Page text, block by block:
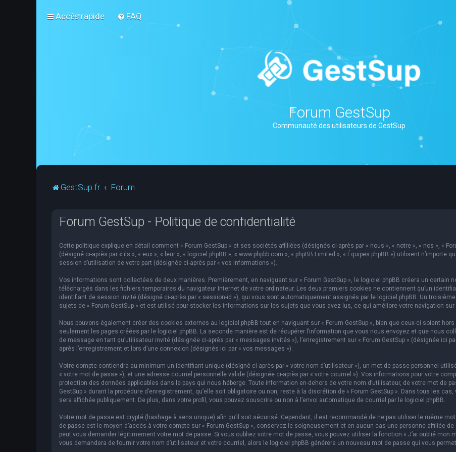
Accès rapide FAQ
Forum GestSup
Communauté des utilisateurs de GestSup
GestSup.fr Forum
Forum GestSup - Politique de confidentialité
Cette politique explique en détail comment « Forum GestSup » et ses sociétés affiliées (désignés ci-après par « nous », « notre », « nos », «
(désigné ci-après par « ils », « eux », « leur », « logiciel phpBB », « www.phpbb.com », « phpBB Limited », « Équipes phpBB ») utilisent
session d’utilisation de votre part (désignée ci-après par « vos informations »).
Vos informations sont collectées de deux manières. Premièrement, en naviguant sur « Forum GestSup », le logiciel phpBB créera un certain
téléchargés dans les fichiers temporaires du navigateur Internet de votre ordinateur. Les deux premiers cookies ne contiennent qu’un
identifiant de session invité (désigné ci-après par « session-id »), qui vous sont automatiquement assignés par le logiciel phpBB. Un
sujets de « Forum GestSup » et est utilisé pour stocker les informations sur les sujets que vous avez lus, ce qui améliore votre navigation sur
Nous pouvons également créer des cookies externes au logiciel phpBB tout en naviguant sur « Forum GestSup », bien que ceux-ci soient
seulement les pages créées par le logiciel phpBB. La seconde manière est de récupérer l’information que vous nous envoyez et que nous
de message en tant qu’utilisateur invité (désignée ci-après par « messages invités »), l’enregistrement sur « Forum GestSup » (désignée ici
après l’enregistrement et lors d’une connexion (désignés ici par « vos messages »).
Votre compte contiendra au minimum un identifiant unique (désigné ci-après par « votre nom d’utilisateur »), un mot de passe personnel
« votre mot de passe »), et une adresse courriel personnelle valide (désignée ci-après par « votre courriel »). Vos informations pour votre
protection des données applicables dans le pays qui nous héberge. Toute information en-dehors de votre nom d’utilisateur, de votre mot de
GestSup » durant la procédure d’enregistrement, qu’elle soit obligatoire ou non, reste à la discrétion de « Forum GestSup ». Dans tous les
sera affichée publiquement. De plus, dans votre profil, vous pouvez souscrire ou non à l’envoi automatique de courriel par le logiciel phpBB.
Votre mot de passe est crypté (hashage à sens unique) afin qu’il soit sécurisé. Cependant, il est recommandé de ne pas utiliser le même
de passe est le moyen d’accès à votre compte sur « Forum GestSup », conservez-le soigneusement et en aucun cas une personne affiliée de
peut vous demander légitimement votre mot de passe. Si vous oubliez votre mot de passe, vous pouvez utiliser la fonction « J’ai oublié mon
vous demandera de fournir votre nom d’utilisateur et votre courriel, alors le logiciel phpBB générera un nouveau mot de passe qui vous